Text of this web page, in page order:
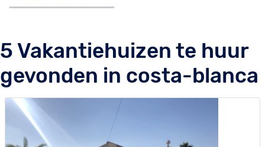
5 Vakantiehuizen te huur
gevonden in costa-blanca